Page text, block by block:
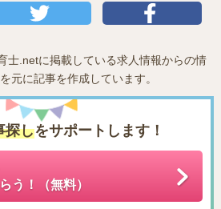
士.netに掲載している求人情報からの情
元に記事を作成しています。
探しをサポートします！
う！（無料）